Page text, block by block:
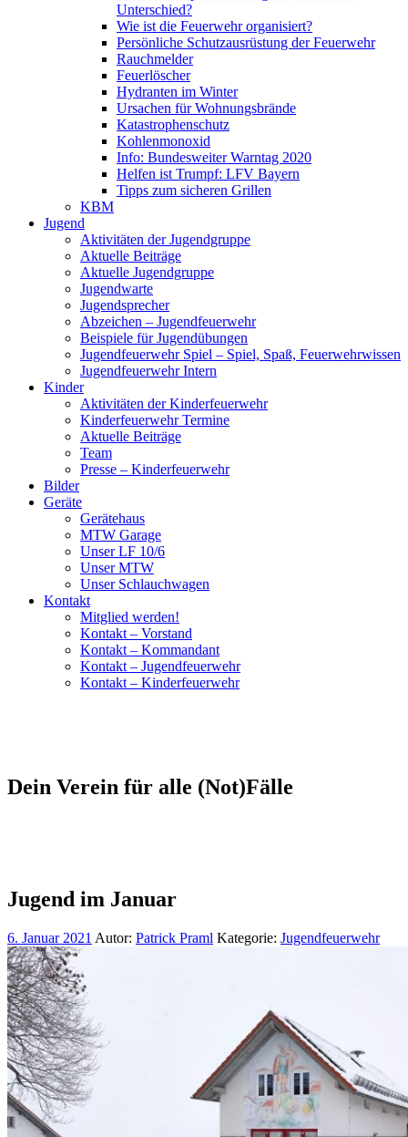
Unterschied?
Wie ist die Feuerwehr organisiert?
Persönliche Schutzausrüstung der Feuerwehr
Rauchmelder
Feuerlöscher
Hydranten im Winter
Ursachen für Wohnungsbrände
Katastrophenschutz
Kohlenmonoxid
Info: Bundesweiter Warntag 2020
Helfen ist Trumpf: LFV Bayern
Tipps zum sicheren Grillen
KBM
Jugend
Aktivitäten der Jugendgruppe
Aktuelle Beiträge
Aktuelle Jugendgruppe
Jugendwarte
Jugendsprecher
Abzeichen – Jugendfeuerwehr
Beispiele für Jugendübungen
Jugendfeuerwehr Spiel – Spiel, Spaß, Feuerwehrwissen
Jugendfeuerwehr Intern
Kinder
Aktivitäten der Kinderfeuerwehr
Kinderfeuerwehr Termine
Aktuelle Beiträge
Team
Presse – Kinderfeuerwehr
Bilder
Geräte
Gerätehaus
MTW Garage
Unser LF 10/6
Unser MTW
Unser Schlauchwagen
Kontakt
Mitglied werden!
Kontakt – Vorstand
Kontakt – Kommandant
Kontakt – Jugendfeuerwehr
Kontakt – Kinderfeuerwehr
Dein Verein für alle (Not)Fälle
Jugend im Januar
6. Januar 2021 Autor: Patrick Praml Kategorie: Jugendfeuerwehr